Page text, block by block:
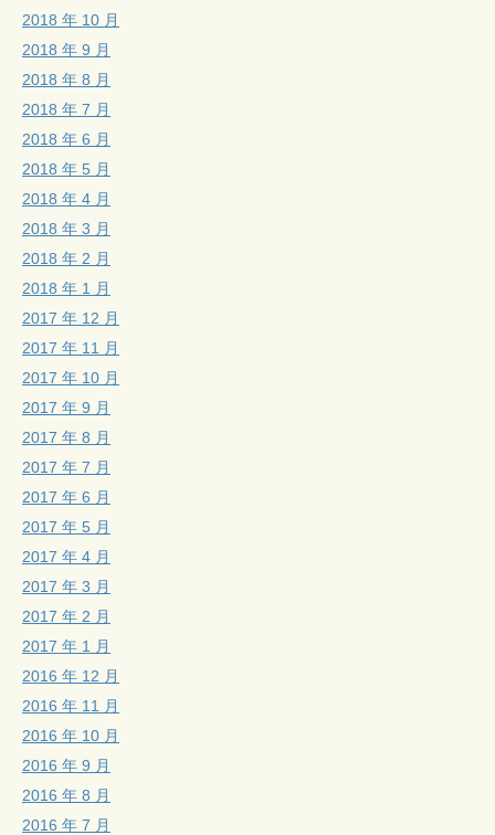
2018 年 10 月
2018 年 9 月
2018 年 8 月
2018 年 7 月
2018 年 6 月
2018 年 5 月
2018 年 4 月
2018 年 3 月
2018 年 2 月
2018 年 1 月
2017 年 12 月
2017 年 11 月
2017 年 10 月
2017 年 9 月
2017 年 8 月
2017 年 7 月
2017 年 6 月
2017 年 5 月
2017 年 4 月
2017 年 3 月
2017 年 2 月
2017 年 1 月
2016 年 12 月
2016 年 11 月
2016 年 10 月
2016 年 9 月
2016 年 8 月
2016 年 7 月